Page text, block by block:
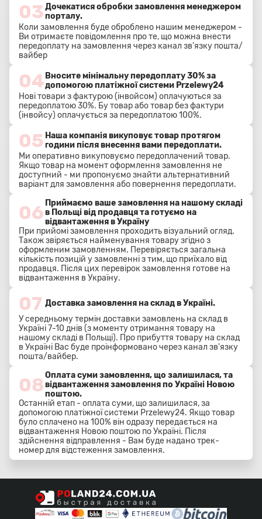
03Дочекатися обробки замовлення менеджером
порталу.
Коли замовлення буде оброблено нашим менеджером -
Ви отримаєте повідомлення про те, що можна внести
передоплату на замовлення через канал зв'язку пошта/
вайбер
04 Вносите мінімальну передоплату 30% за
допомогою платіжної системи Przelewy24
Нові товари з фактурою (інвойсом) оплачуються за
передоплатою 30%. Бу товар або товар без фактури
(інвойсу) оплачується за передоплатою 100%.
05 Наша компанія викуповує товар протягом
години після внесення вами передоплати.
Ми оперативно викуповуємо передоплачений товар.
Якщо товар на момент оформлення замовлення не
доступний - ми пропонуємо знайти альтернативний
варіант для замовлення або повернення передоплати.
06 Приймаємо ваше замовлення на нашому складі
в Польщі від продавця та готуємо на
відвантаження в Україну
При прийомі замовлення проходить візуальний огляд.
Також звіряється найменування товару згідно з
оформленим замовленням. Перевіряється загальна
кількість позицій у замовленні з тим, що приїхало від
продавця. Після цих перевірок замовлення готове на
відвантаження в Україну.
07 Доставка замовлення на склад в Україні.
У середньому термін доставки замовлень на склад в
Україні 7-10 днів (з моменту отримання товару на
нашому складі в Польщі). Про прибуття товару на склад
в Україні Вас буде проінформовано через канал зв'язку
пошта/вайбер.
08Оплата суми замовлення, що залишилася, та
відвантаження замовлення по Україні Новою
поштою.
Останній етап - оплата суми, що залишилася, за
допомогою платіжної системи Przelewy24. Якщо товар
було сплачено на 100% він одразу передається на
відвантаження Новою поштою по Україні. Після
здійснення відправлення - Вам буде надано трек-
номер для відстеження замовлення.